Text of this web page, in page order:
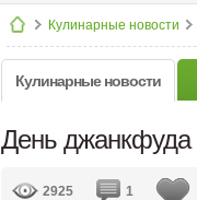
Кулинарные новости
Кулинарные новости
День джанкфуда
2925 1